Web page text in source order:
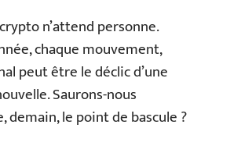
n’attend personne.
chaque mouvement,
peut être le déclic d’une
Saurons-nous
demain, le point de bascule ?